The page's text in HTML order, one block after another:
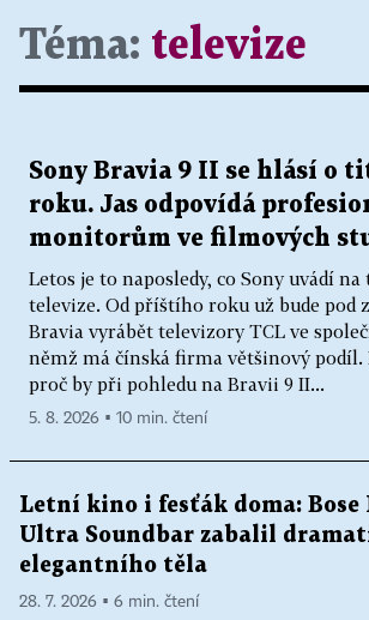
Téma: televize
Sony Bravia 9 II se hlásí o
roku. Jas odpovídá
monitorům ve filmových
Letos je to naposledy, co Sony uvádí
televize. Od příštího roku už bude pod
Bravia vyrábět televizory TCL ve
němž má čínská firma většinový podíl.
proč by při pohledu na Bravii 9 II...
5. 8. 2026 ▪ 10 min. čtení
Letní kino i fesťák doma: Bose
Ultra Soundbar zabalil
elegantního těla
28. 7. 2026 ▪ 6 min. čtení